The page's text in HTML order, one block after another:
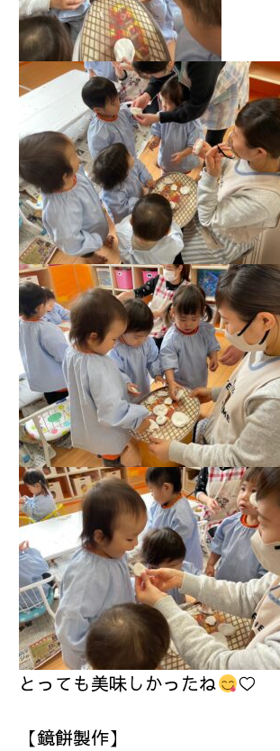
とっても美味しかったね ♡
【鏡餅製作】